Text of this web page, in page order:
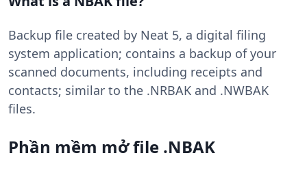
Backup file created by Neat 5, a digital filing
system application; contains a backup of your
scanned documents, including receipts and
contacts; similar to the .NRBAK and .NWBAK
files.
Phần mềm mở file .NBAK